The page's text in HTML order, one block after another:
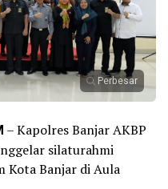
Perbesar
– Kapolres Banjar AKBP
silaturahmi
Kota Banjar di Aula